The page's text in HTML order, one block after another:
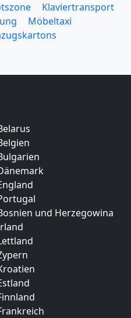
Klaviertransport
Möbeltaxi
und Herzegowina